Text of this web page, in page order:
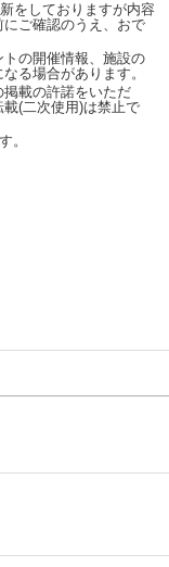
をしておりますが内容
ご確認のうえ、おで
の開催情報、施設の
る場合があります。
載の許諾をいただ
(二次使用)は禁止で
。